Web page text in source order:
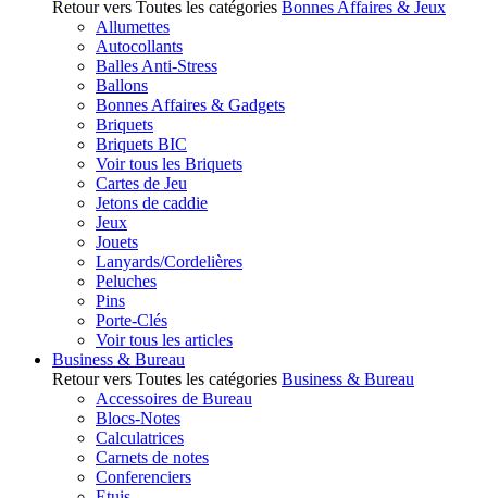
Retour vers Toutes les catégories Bonnes Affaires & Jeux
Allumettes
Autocollants
Balles Anti-Stress
Ballons
Bonnes Affaires & Gadgets
Briquets
Briquets BIC
Voir tous les Briquets
Cartes de Jeu
Jetons de caddie
Jeux
Jouets
Lanyards/Cordelières
Peluches
Pins
Porte-Clés
Voir tous les articles
Business & Bureau
Retour vers Toutes les catégories Business & Bureau
Accessoires de Bureau
Blocs-Notes
Calculatrices
Carnets de notes
Conferenciers